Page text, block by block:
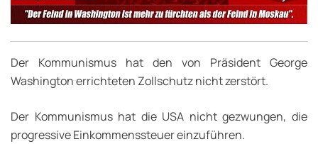
Der Kommunismus hat den von Präsident George
Washington errichteten Zollschutz nicht zerstört.
Der Kommunismus hat die USA nicht gezwungen, die
progressive Einkommenssteuer einzuführen.